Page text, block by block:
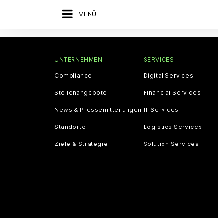
MENÜ
UNTERNEHMEN
Compliance
Stellenangebote
News & Pressemitteilungen
Standorte
Ziele & Strategie
SERVICES
Digital Services
Financial Services
IT Services
Logistics Services
Solution Services